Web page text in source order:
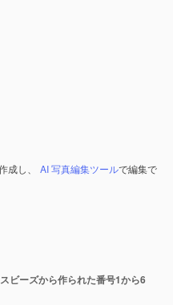
成し、 AI 写真編集ツールで編集で
ビーズから作られた番号1から6